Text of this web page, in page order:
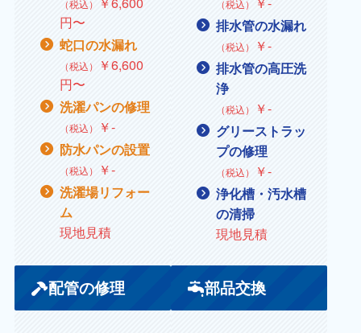
（税込）
円〜
蛇口の水漏れ
（税込）
￥6,600
円〜
洗濯パンの修理
（税込） ￥‐
防水パンの設置
（税込） ￥‐
洗濯場リフォー
ム
現地見積
（税込）
排水管の水漏れ
（税込） ￥‐
排水管の高圧洗
浄
（税込） ￥‐
グリーストラッ
プの修理
（税込） ￥‐
浄化槽・汚水槽
の清掃
現地見積
配管の修理 部品交換